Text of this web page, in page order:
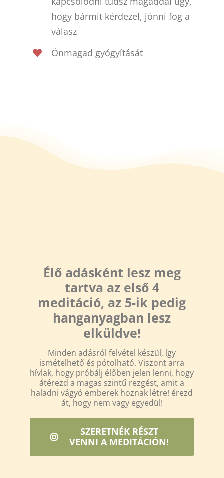
hogy bármit kérdezel, jönni fog a
válasz
Önmagad gyógyítását
Élő adásként lesz meg
tartva az első 4
meditáció, az 5-ik pedig
hanganyagban lesz
elküldve!
Minden adásról felvétel készül, így
ismételhető és pótolható. Viszont arra
hívlak, hogy próbálj élőben jelen lenni, hogy
átérezd a magas szintű rezgést, amit a
haladni vágyó emberek hoznak létre! érezd
át, hogy nem vagy egyedül!
SZERETNÉK RÉSZT
VENNI A MEDITÁCIÓN!